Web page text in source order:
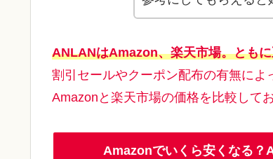
ANLANはAmazon、楽天市場。とも
割引セールやクーポン配布の有無に
Amazonと楽天市場の価格を比較して
Amazonでいくら安くなる？